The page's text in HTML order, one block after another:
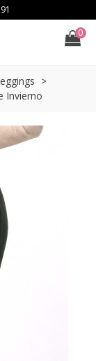
0
>
Invierno